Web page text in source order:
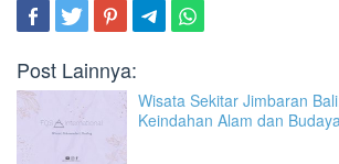
Post Lainnya:
Wisata Sekitar Jimbaran
Keindahan Alam dan